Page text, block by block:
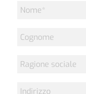
Nome
Cognome
Ragione
Indirizzo